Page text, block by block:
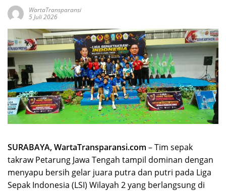
WartaTransparansi
5 Juli 2026
SURABAYA, WartaTransparansi.com – Tim sepak
takraw Petarung Jawa Tengah tampil dominan dengan
menyapu bersih gelar juara putra dan putri pada Liga
Sepak Indonesia (LSI) Wilayah 2 yang berlangsung di